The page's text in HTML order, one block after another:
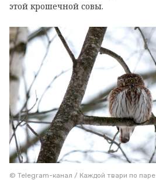
этой крошечной совы.
© Telegram-канал / Каждой твари по паре